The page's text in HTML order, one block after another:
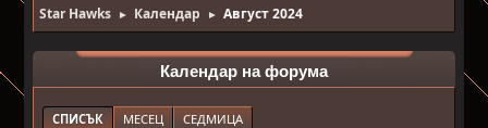
Star Hawks ► Календар ► Август 2024
Календар на форума
СПИСЪК МЕСЕЦ СЕДМИЦА